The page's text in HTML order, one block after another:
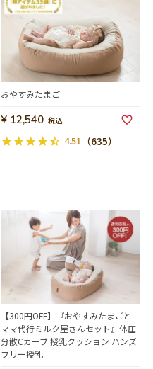
おやすみたまご
¥ 12,540 税込
4.51 （635）
【300円OFF】『おやすみたまごと
ママ代行ミルク屋さんセット』体圧
分散Cカーブ 授乳クッション ハンズ
フリー授乳